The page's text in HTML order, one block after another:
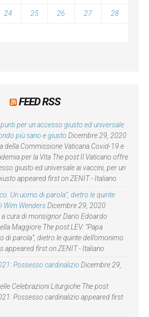
24 25 26 27 28
FEED RSS
per un accesso giusto ed universale
più sano e giusto Dicembre 29, 2020
della Commissione Vaticana Covid-19 e
per la Vita The post Il Vaticano offre
giusto ed universale ai vaccini, per un
appeared first on ZENIT - Italiano.
Un uomo di parola”, dietro le quinte
Wim WendersDicembre 29, 2020
cura di monsignor Dario Edoardo
Maggiore The post LEV: “Papa
di parola”, dietro le quinte dell’omonimo
appeared first on ZENIT - Italiano.
Possesso cardinalizio Dicembre 29,
Celebrazioni Liturgiche The post
Possesso cardinalizio appeared first